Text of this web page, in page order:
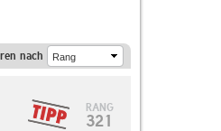
nach
RANG
321